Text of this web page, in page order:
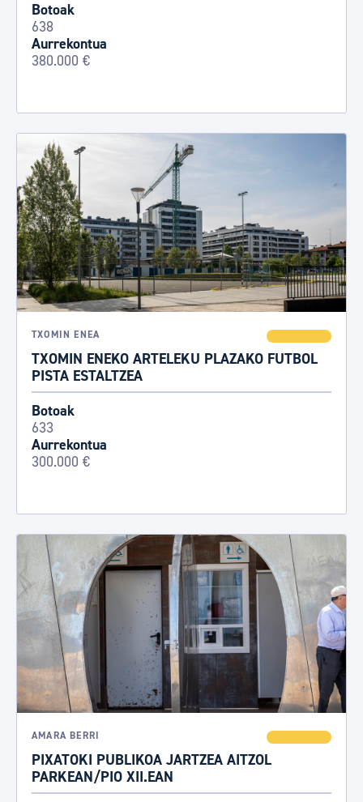
Botoak
638
Aurrekontua
380.000 €
TXOMIN ENEA
TXOMIN ENEKO ARTELEKU PLAZAKO FUTBOL
PISTA ESTALTZEA
Botoak
633
Aurrekontua
300.000 €
AMARA BERRI
PIXATOKI PUBLIKOA JARTZEA AITZOL
PARKEAN/PIO XII.EAN